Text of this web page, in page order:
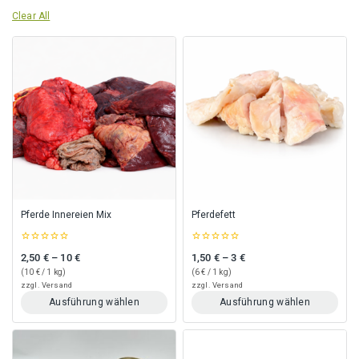
Clear All
Pferde Innereien Mix
out
of
5
2,50 € – 10 €Preisspanne: 2,50 € bis 10 €
(10 €/ 1 kg)
zzgl. Versand
Ausführung wählen
Dieses
Pferdefett
out
of
5
1,50 € –3 €Preisspanne: 1,50 € bis 3 €
(6€ / 1 kg)
zzgl. Versand
Ausführung wählen
Dieses